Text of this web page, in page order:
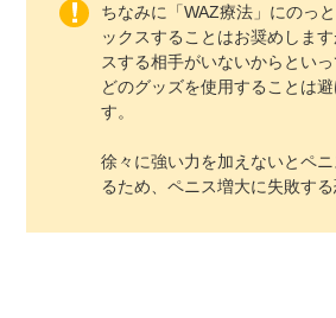
ちなみに「WAZ療法」にのっ
ックスすることはお奨めしま
スする相手がいないからとい
どのグッズを使用することは
す。
徐々に強い力を加えないとペ
るため、ペニス増大に失敗する